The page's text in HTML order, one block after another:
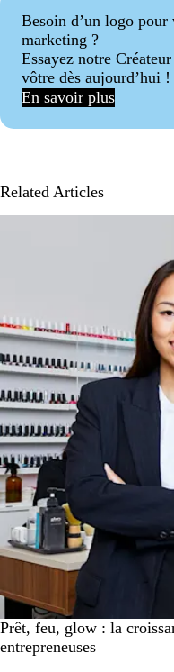
Besoin d’un logo pour
marketing ?
Essayez notre
vôtre dès aujourd’hui !
En savoir plus
Related Articles
Prêt, feu, glow : la
entrepreneuses